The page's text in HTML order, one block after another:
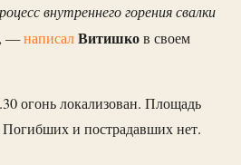
внутреннего горения свалки
, —написалВитишков своем
огонь локализован. Площадь
Погибших и пострадавших нет.